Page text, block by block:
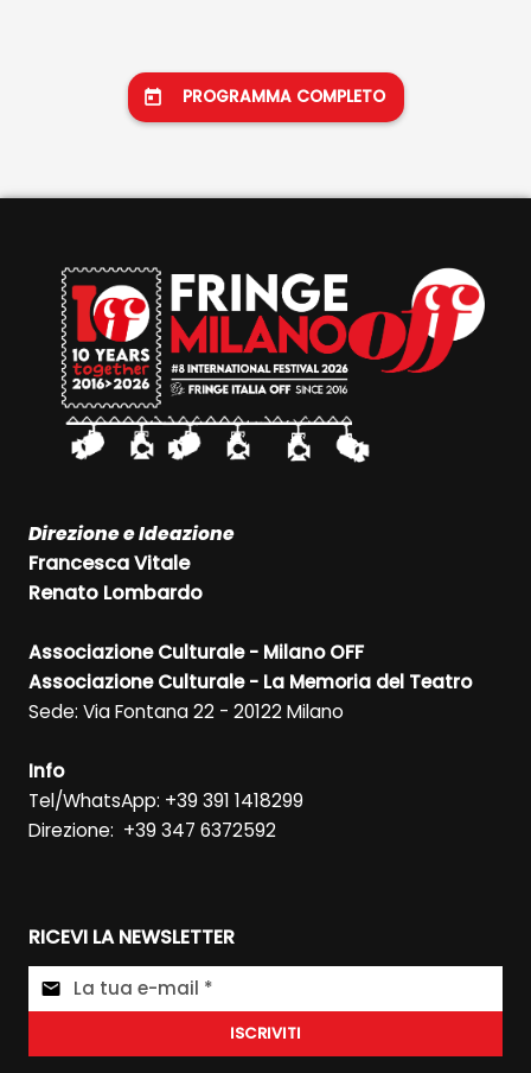
PROGRAMMA COMPLETO
Direzione e Ideazione
Francesca Vitale
Renato Lombardo
Associazione Culturale - Milano OFF
Associazione Culturale - La Memoria del Teatro
Sede: Via Fontana 22 - 20122 Milano
Info
Tel/WhatsApp: +39 391 1418299
Direzione: +39 347 6372592
RICEVI LA NEWSLETTER
ISCRIVITI